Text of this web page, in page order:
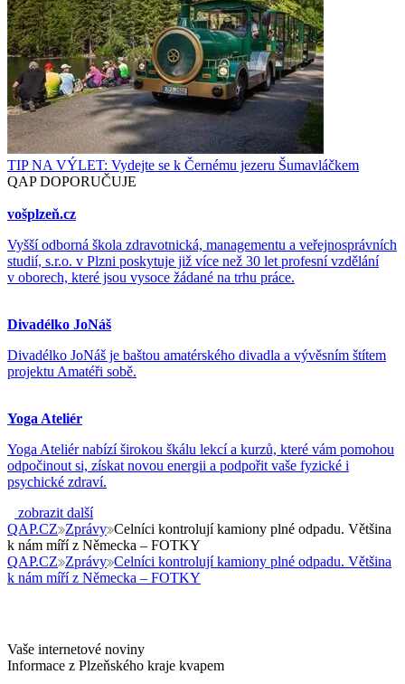
TIP NA VÝLET: Vydejte se k Černému jezeru Šumavláčkem
QAP DOPORUČUJE
vošplzeň.cz
Vyšší odborná škola zdravotnická, managementu a veřejnosprávních
studií, s.r.o. v Plzni poskytuje již více než 30 let profesní vzdělání
v oborech, které jsou vysoce žádané na trhu práce.
Divadélko JoNáš
Divadélko JoNáš je baštou amatérského divadla a vývěsním štítem
projektu Amatéři sobě.
Yoga Ateliér
Yoga Ateliér nabízí širokou škálu lekcí a kurzů, které vám pomohou
odpočinout si, získat novou energii a podpořit vaše fyzické i
psychické zdraví.
zobrazit další
QAP.CZ Zprávy Celníci kontrolují kamiony plné odpadu. Většina
k nám míří z Německa – FOTKY
QAP.CZ Zprávy Celníci kontrolují kamiony plné odpadu. Většina
k nám míří z Německa – FOTKY
Vaše internetové noviny
Informace z Plzeňského kraje kvapem